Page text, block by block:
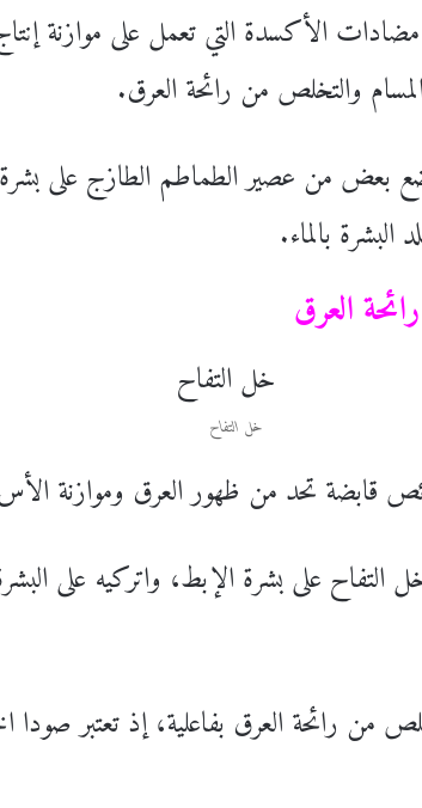
الأكسدة التي تعمل على موازنة
والتخلص من رائحة العرق.
من عصير الطماطم الطازج على بشرة
بالماء.
العرق
خل التفاح
قابضة تحد من ظهور العرق وموازنة الأس
على بشرة الإبط، واتركيه على
من رائحة العرق بفاعلية، إذ تعتبر